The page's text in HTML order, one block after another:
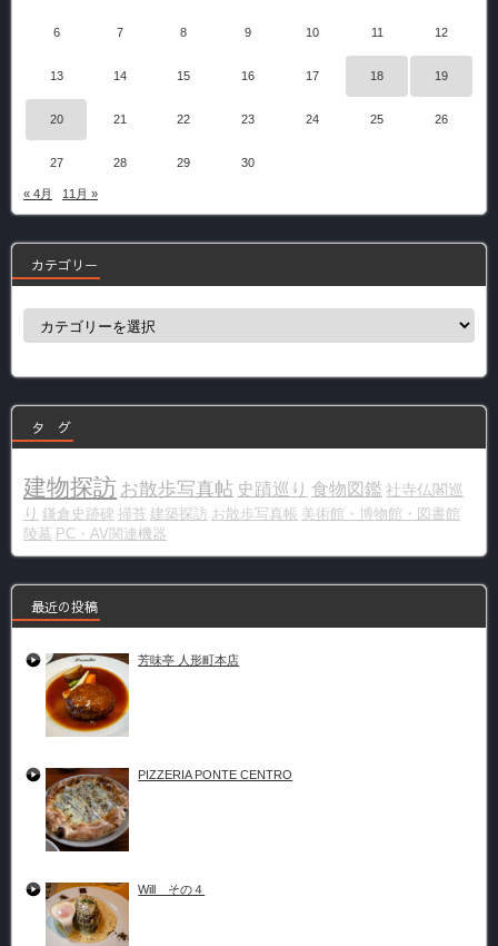
6 7 8 9 10 11 12
13 14 15 16 17 18 19
20 21 22 23 24 25 26
27 28 29 30
« 4月 11月 »
カテゴリー
カ
ー
タ グ
建物探訪 お散歩写真帖 史蹟巡り 食物図鑑 社寺仏閣巡
り 鎌倉史跡碑 掃苔 建築探訪 お散歩写真帳 美術館・博物館・図書館
陵墓 PC・AV関連機器
最近の投稿
芳味亭 人形町本店
PIZZERIA PONTE CENTRO
Will その４